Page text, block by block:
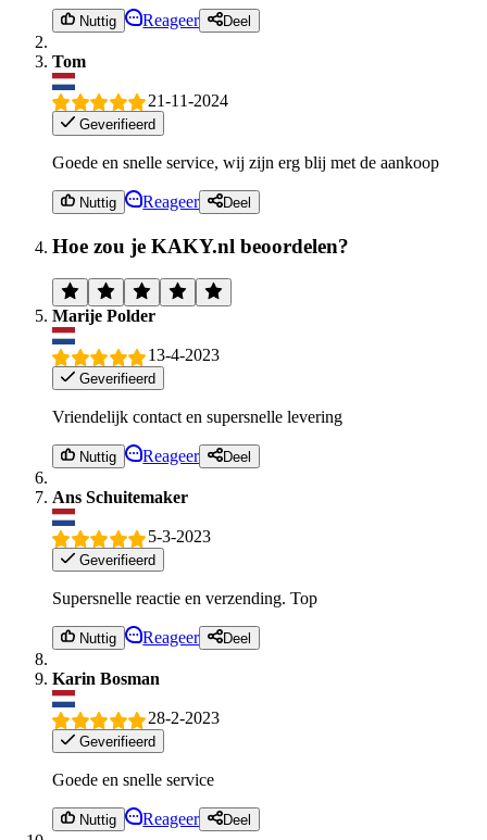
Nuttig Reageer Deel
Tom
21-11-2024
Geverifieerd
Goede en snelle service, wij zijn erg blij met de aankoop
Nuttig Reageer Deel
Hoe zou je KAKY.nl beoordelen?
Marije Polder
13-4-2023
Geverifieerd
Vriendelijk contact en supersnelle levering
Nuttig Reageer Deel
Ans Schuitemaker
5-3-2023
Geverifieerd
Supersnelle reactie en verzending. Top
Nuttig Reageer Deel
Karin Bosman
28-2-2023
Geverifieerd
Goede en snelle service
Nuttig Reageer Deel